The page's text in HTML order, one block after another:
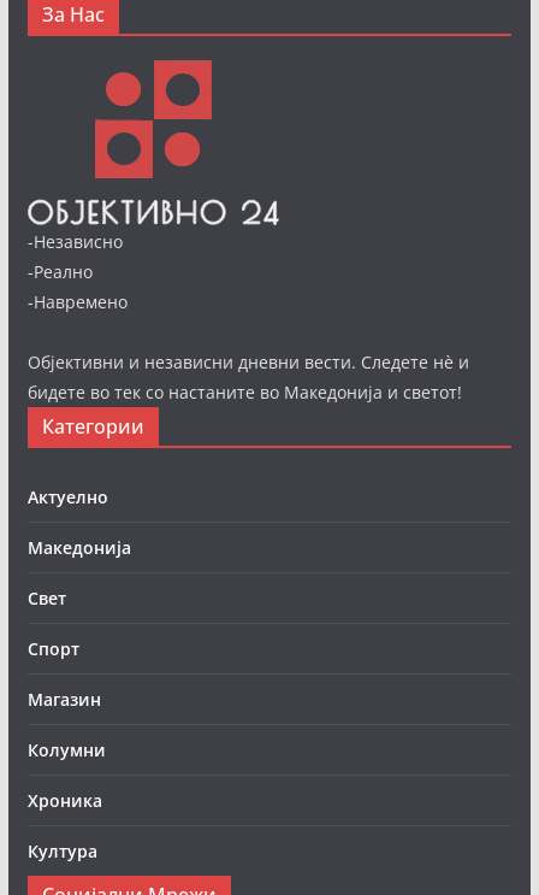
За Нас
-Независно
-Реално
-Навремено
Објективни и независни дневни вести. Следете нè и
бидете во тек со настаните во Македонија и светот!
Категории
Актуелно
Македонија
Свет
Спорт
Магазин
Колумни
Хроника
Култура